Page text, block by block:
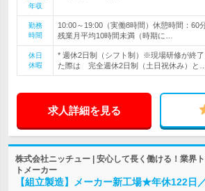
年収
勤務
時間
10:00～19:00（実働8時間）休憩時間：60
残業月平均10時間未満（時期に…
休日
休暇
* 週休2日制（シフト制）※現場研修が終
た際は 完全週休2日制（土日祝休み）と…
求人詳細を見る
株式会社ニッチュー | 安心して長く働ける！業界
トメーカー
【組立製造】メーカー新工場★年休122日